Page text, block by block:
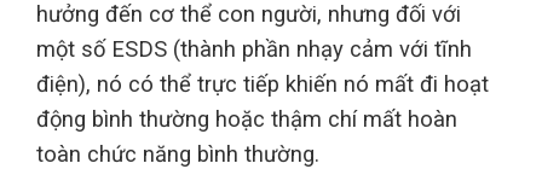
hưởng đến cơ thể con người, nhưng đối với
một số ESDS (thành phần nhạy cảm với tĩnh
điện), nó có thể trực tiếp khiến nó mất đi hoạt
động bình thường hoặc thậm chí mất hoàn
toàn chức năng bình thường.